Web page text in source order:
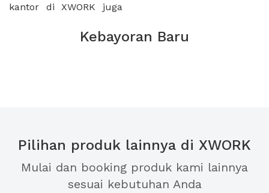
kantor di XWORK juga
Kebayoran Baru
Pilihan produk lainnya di XWORK
Mulai dan booking produk kami lainnya
sesuai kebutuhan Anda